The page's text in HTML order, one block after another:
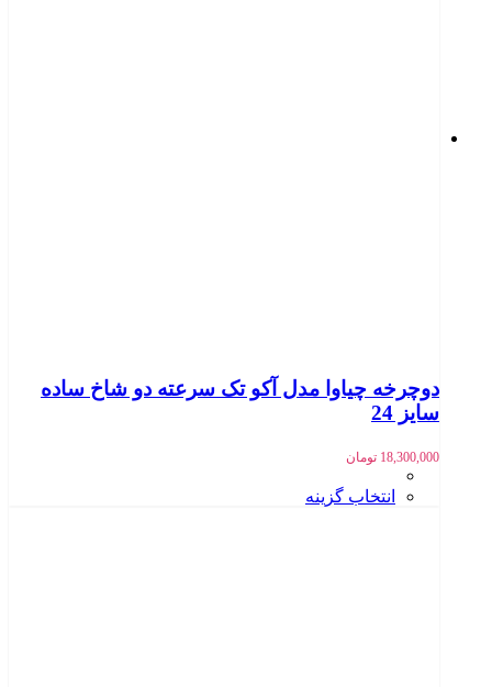
دوچرخه چیاوا مدل آکو تک سرعته دو شاخ ساده
سایز 24
18,300,000 تومان
انتخاب گزینه